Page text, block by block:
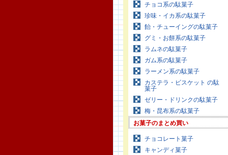
チョコ系の駄菓子
珍味・イカ系の駄菓子
飴・チューイングの駄菓子
グミ・お餅系の駄菓子
ラムネの駄菓子
ガム系の駄菓子
ラーメン系の駄菓子
カステラ・ビスケット の駄
菓子
ゼリー・ドリンクの駄菓子
梅・昆布系の駄菓子
お菓子のまとめ買い
チョコレート菓子
キャンディ菓子